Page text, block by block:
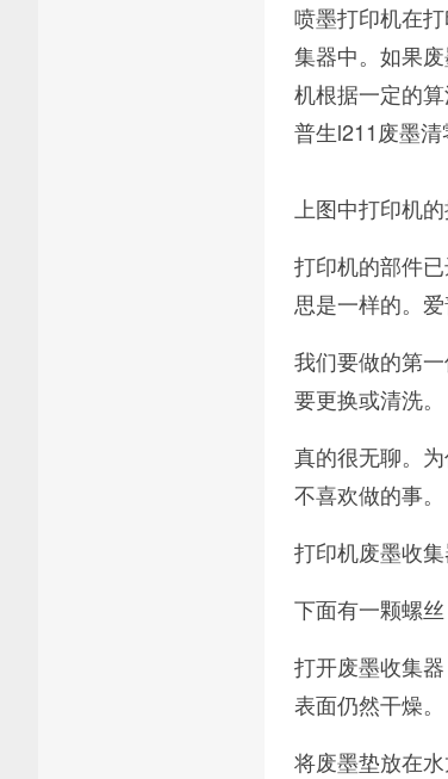
喷墨打印机在
集器中。如果
机根据一定的
普生l211废墨清
上图中打印机
打印机的部件
思是一样的。爱
我们要做的第
要更换或清洗。
真的很无聊。
不喜欢做的事。
打印机废墨收
下面有一颗螺
打开废墨收集
表面仍然干燥。
将废墨垫放在